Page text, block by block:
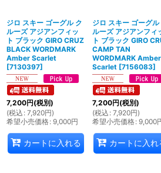
ジロ スキー ゴーグル ク
ルーズ アジアンフィッ
ト ブラック GIRO CRUZ
BLACK WORDMARK
Amber Scarlet
[7130397]
7,200円(税別)
(税込 : 7,920円)
希望小売価格: 9,000円
カートに入れる
ジロ スキー ゴーグル
ルーズ アジアンフィ
ト ブラック GIRO
CAMP TAN
WORDMARK Amber
Scarlet [7156083]
7,200円(税別)
(税込 : 7,920円)
希望小売価格: 9,000
カートに入れ